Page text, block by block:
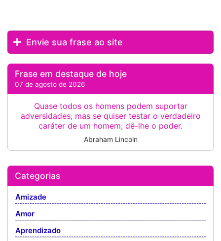
Envie sua frase ao site
Frase em destaque de hoje
07 de agosto de 2026
Quase todos os homens podem suportar
adversidades; mas se quiser testar o verdadeiro
caráter de um homem, dê-lhe o poder.
Abraham Lincoln
Categorias
Amizade
Amor
Aprendizado